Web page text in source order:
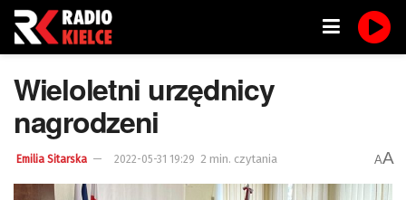
Wieloletni urzędnicy
nagrodzeni
Emilia Sitarska 2022-05-31 19:29 2 min. czytania AA